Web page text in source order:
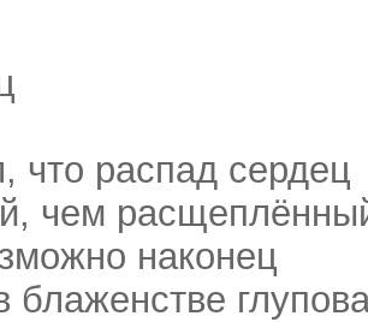
что распад сердец
чем
наконец
блаженстве